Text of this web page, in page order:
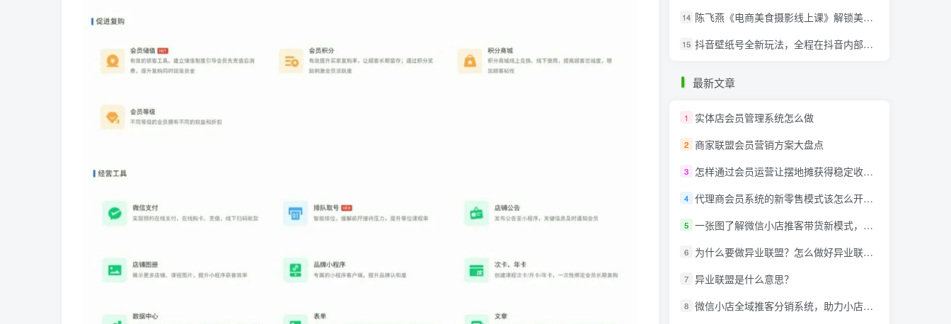
14 陈飞燕《电商美食摄影线上课》解锁美食摄影技巧+快速变现+工资or销量翻倍
15 抖音壁纸号全新玩法，全程在抖音内部即可直接变现
最新文章
1 实体店会员管理系统怎么做
2 商家联盟会员营销方案大盘点
3 怎样通过会员运营让摆地摊获得稳定收入？
4 代理商会员系统的新零售模式该怎么开发呢？
5 一张图了解微信小店推客带货新模式，详解什么是推客带货？微信小店推客机构怎么玩？
6 为什么要做异业联盟？怎么做好异业联盟？
7 异业联盟是什么意思？
8 微信小店全域推客分销系统，助力小店商家达人创作者抢占万亿蓝海市场！